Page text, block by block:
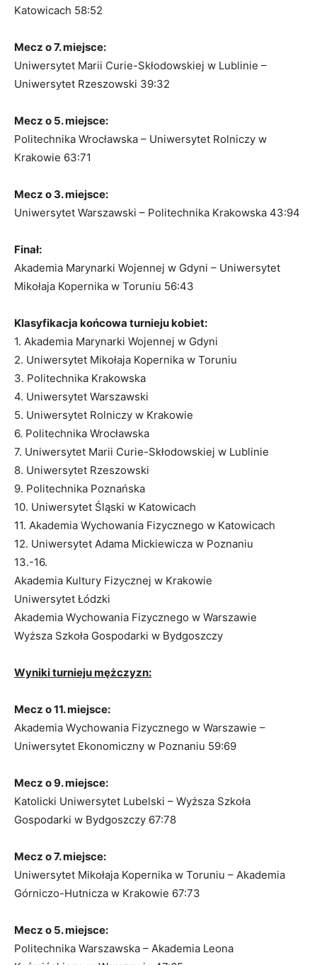
Katowicach 58:52
Mecz o 7. miejsce:
Uniwersytet Marii Curie-Skłodowskiej w Lublinie –
Uniwersytet Rzeszowski 39:32
Mecz o 5. miejsce:
Politechnika Wrocławska – Uniwersytet Rolniczy w
Krakowie 63:71
Mecz o 3. miejsce:
Uniwersytet Warszawski – Politechnika Krakowska 43:94
Finał:
Akademia Marynarki Wojennej w Gdyni – Uniwersytet
Mikołaja Kopernika w Toruniu 56:43
Klasyfikacja końcowa turnieju kobiet:
1. Akademia Marynarki Wojennej w Gdyni
2. Uniwersytet Mikołaja Kopernika w Toruniu
3. Politechnika Krakowska
4. Uniwersytet Warszawski
5. Uniwersytet Rolniczy w Krakowie
6. Politechnika Wrocławska
7. Uniwersytet Marii Curie-Skłodowskiej w Lublinie
8. Uniwersytet Rzeszowski
9. Politechnika Poznańska
10. Uniwersytet Śląski w Katowicach
11. Akademia Wychowania Fizycznego w Katowicach
12. Uniwersytet Adama Mickiewicza w Poznaniu
13.-16.
Akademia Kultury Fizycznej w Krakowie
Uniwersytet Łódzki
Akademia Wychowania Fizycznego w Warszawie
Wyższa Szkoła Gospodarki w Bydgoszczy
Wyniki turnieju mężczyzn:
Mecz o 11. miejsce:
Akademia Wychowania Fizycznego w Warszawie –
Uniwersytet Ekonomiczny w Poznaniu 59:69
Mecz o 9. miejsce:
Katolicki Uniwersytet Lubelski – Wyższa Szkoła
Gospodarki w Bydgoszczy 67:78
Mecz o 7. miejsce:
Uniwersytet Mikołaja Kopernika w Toruniu – Akademia
Górniczo-Hutnicza w Krakowie 67:73
Mecz o 5. miejsce:
Politechnika Warszawska – Akademia Leona